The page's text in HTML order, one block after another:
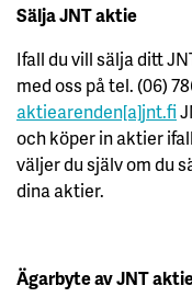
Sälja JNT aktie
Ifall du vill sälja ditt
med oss på tel. (06)
aktiearenden[a]jnt.fi
och köper in aktier
väljer du själv om du
dina aktier.
Ägarbyte av JNT